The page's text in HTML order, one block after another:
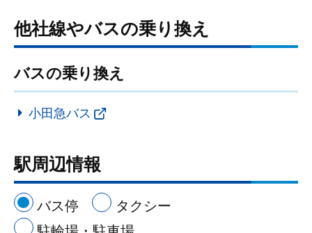
他社線やバスの乗り換え
バスの乗り換え
小田急バス
駅周辺情報
バス停
タクシー